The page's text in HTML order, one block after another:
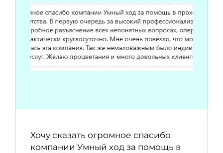
Хочу сказать огромное спасибо
компании Умный ход за помощь в